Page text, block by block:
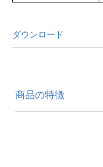
ダウンロード
商品の特徴